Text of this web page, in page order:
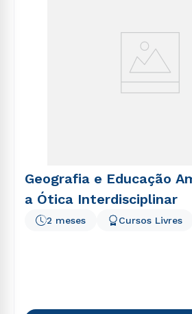
Geografia e Educação
a Ótica Interdisciplinar
2 meses Cursos Livres